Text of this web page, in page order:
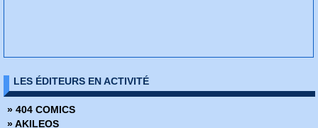
› Star Wars - 18
› Star Wars - 20
› Star Wars - 21
› Star Wars - 22
LES ÉDITEURS EN ACTIVITÉ
» 404 COMICS
» AKILEOS